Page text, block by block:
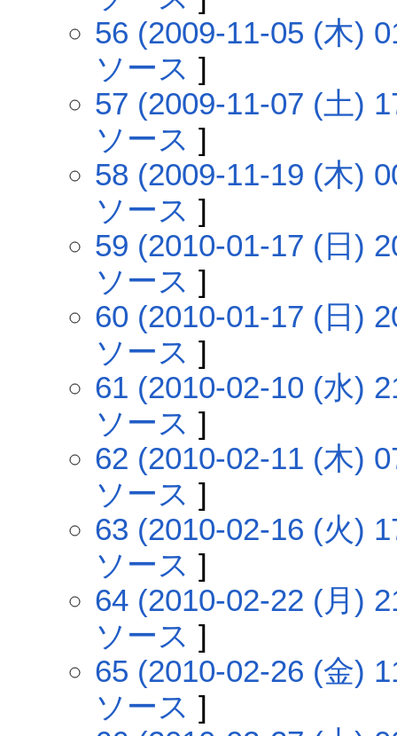
56 (2009-11-05 (木)
ソース ]
57 (2009-11-07 (土)
ソース ]
58 (2009-11-19 (木)
ソース ]
59 (2010-01-17 (日)
ソース ]
60 (2010-01-17 (日)
ソース ]
61 (2010-02-10 (水)
ソース ]
62 (2010-02-11 (木)
ソース ]
63 (2010-02-16 (火)
ソース ]
64 (2010-02-22 (月)
ソース ]
65 (2010-02-26 (金)
ソース ]